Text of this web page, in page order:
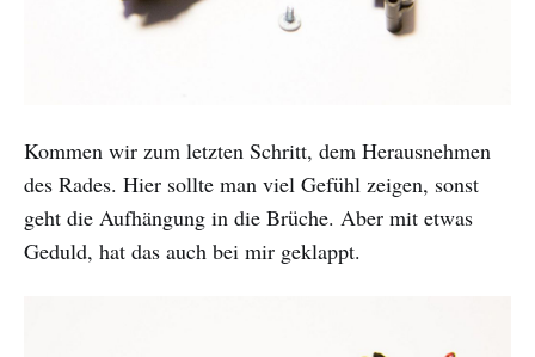
Kommen wir zum letzten Schritt, dem Herausnehmen
des Rades. Hier sollte man viel Gefühl zeigen, sonst
geht die Aufhängung in die Brüche. Aber mit etwas
Geduld, hat das auch bei mir geklappt.